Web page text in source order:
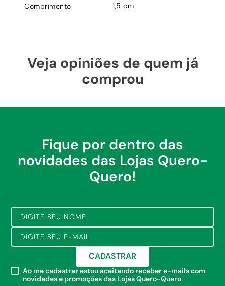
Comprimento 1,5 cm
Veja opiniões de quem já
comprou
Fique por dentro das
novidades das Lojas Quero-
Quero!
CADASTRAR
Ao me cadastrar estou aceitando receber e-mails com
novidades e promoções das Lojas Quero-Quero